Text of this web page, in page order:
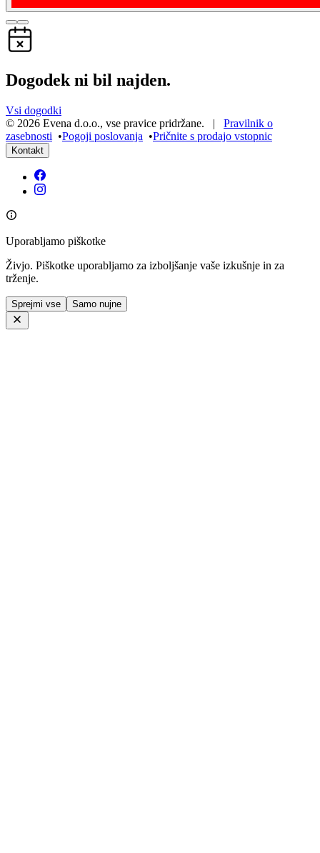
Dogodek ni bil najden.
Vsi dogodki
© 2026 Evena d.o.o., vse pravice pridržane. | Pravilnik o
zasebnosti •Pogoji poslovanja •Pričnite s prodajo vstopnic
Kontakt
Uporabljamo piškotke
Živjo. Piškotke uporabljamo za izboljšanje vaše izkušnje in za
trženje.
Sprejmi vse Samo nujne